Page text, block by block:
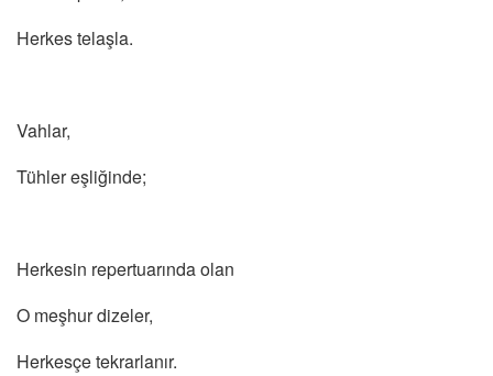
Herkes telaşla.
Vahlar,
Tühler eşliğinde;
Herkesin repertuarında olan
O meşhur dizeler,
Herkesçe tekrarlanır.